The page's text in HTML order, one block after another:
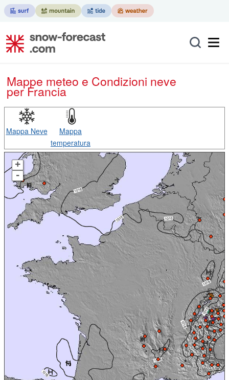
Mappe meteo e Condizioni neve
per Francia
Mappa Neve
Mappa
temperatura
+
-